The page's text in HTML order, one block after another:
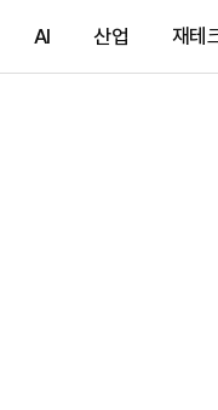
AI 산업 재테